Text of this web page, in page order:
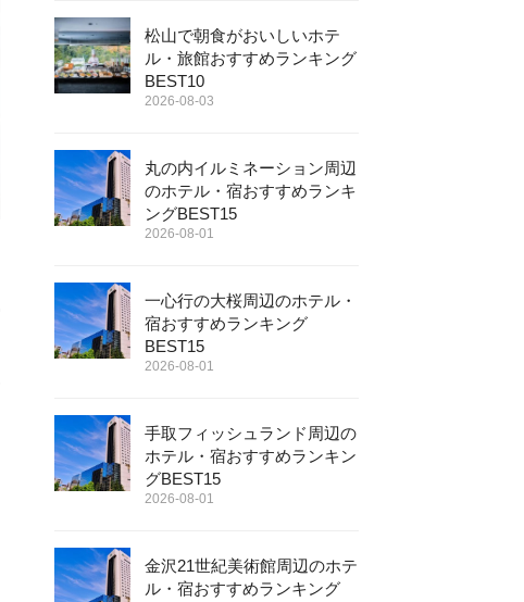
松山で朝食がおいしいホテ
ル・旅館おすすめランキング
BEST10
2026-08-03
丸の内イルミネーション周辺
のホテル・宿おすすめランキ
ングBEST15
2026-08-01
一心行の大桜周辺のホテル・
宿おすすめランキング
BEST15
2026-08-01
手取フィッシュランド周辺の
ホテル・宿おすすめランキン
グBEST15
2026-08-01
金沢21世紀美術館周辺のホテ
ル・宿おすすめランキング